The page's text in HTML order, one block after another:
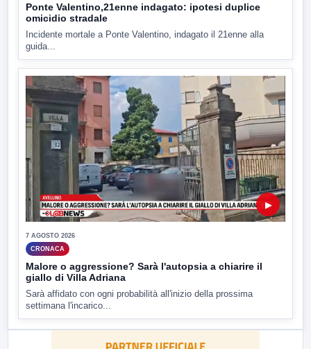
Ponte Valentino,21enne indagato: ipotesi duplice
omicidio stradale
Incidente mortale a Ponte Valentino, indagato il 21enne alla
guida...
▶
7 AGOSTO 2026
CRONACA
Malore o aggressione? Sarà l'autopsia a chiarire il
giallo di Villa Adriana
Sarà affidato con ogni probabilità all'inizio della prossima
settimana l'incarico...